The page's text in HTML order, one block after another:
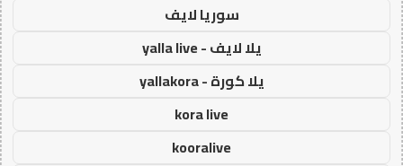
سوريا لايف
يلا لايف - yalla live
يلا كورة - yallakora
kora live
kooralive